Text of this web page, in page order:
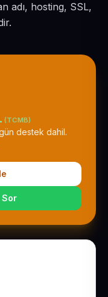
adı, hosting, SSL,
(TCMB)
destek dahil.
Sor